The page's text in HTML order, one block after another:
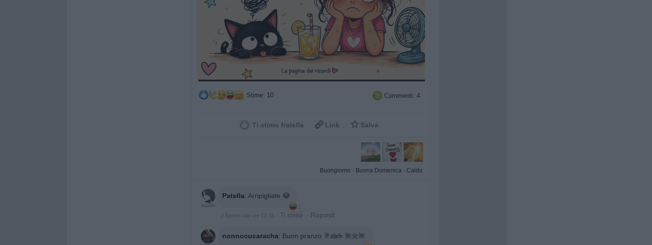
Stime: 10  Commenti: 4
Ti stimo fratella  Link  Salva
Buongiorno · Buona Domenica · Caldo
Patella: Arripigliate 😂
1
2 Agosto alle ore 12:16 Ti stimo Rispondi
nonnocucaracha: Buon pranzo 🥂🍰☕️ 🌺🌼🌺